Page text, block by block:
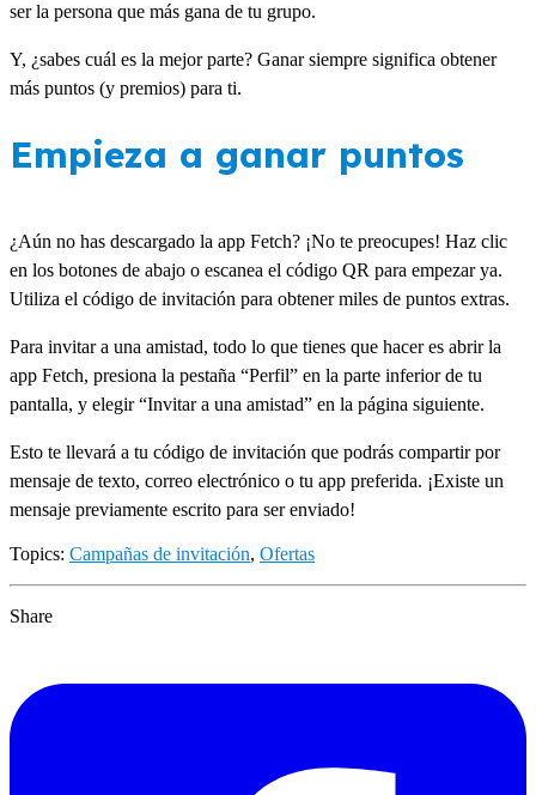
ser la persona que más gana de tu grupo.
Y, ¿sabes cuál es la mejor parte? Ganar siempre significa obtener
más puntos (y premios) para ti.
Empieza a ganar puntos
¿Aún no has descargado la app Fetch? ¡No te preocupes! Haz clic
en los botones de abajo o escanea el código QR para empezar ya.
Utiliza el código de invitación para obtener miles de puntos extras.
Para invitar a una amistad, todo lo que tienes que hacer es abrir la
app Fetch, presiona la pestaña “Perfil” en la parte inferior de tu
pantalla, y elegir “Invitar a una amistad” en la página siguiente.
Esto te llevará a tu código de invitación que podrás compartir por
mensaje de texto, correo electrónico o tu app preferida. ¡Existe un
mensaje previamente escrito para ser enviado!
Topics: Campañas de invitación, Ofertas
Share